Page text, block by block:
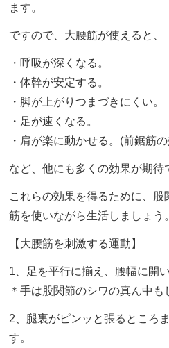
ます。
ですので、大腰筋が使えると、
・呼吸が深くなる。
・体幹が安定する。
・脚が上がりつまづきにくい。
・足が速くなる。
・肩が楽に動かせる。(前鋸筋
など、他にも多くの効果が期待
これらの効果を得るために、
筋を使いながら生活しましょう。
【大腰筋を刺激する運動】
1、足を平行に揃え、腰幅に開い
＊手は股関節のシワの真ん中も
2、腿裏がピンッと張るところ
す。